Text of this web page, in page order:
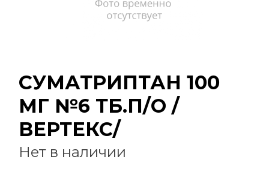
СУМАТРИПТАН 100
МГ №6 ТБ.П/О /
ВЕРТЕКС/
Нет в наличии